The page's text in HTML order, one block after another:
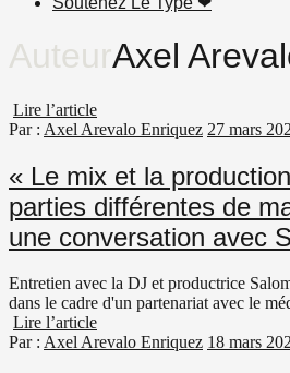
AuteurAxel
Lire l’article
Par : Axel Arevalo Enriquez 27 mars
« Le mix et la
parties différentes de
une conversation avec
Entretien avec la DJ et productrice
dans le cadre d'un partenariat avec le
Lire l’article
Par : Axel Arevalo Enriquez 18 mars